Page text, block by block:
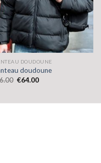
DOUDOUNE
doudoune
€64.00